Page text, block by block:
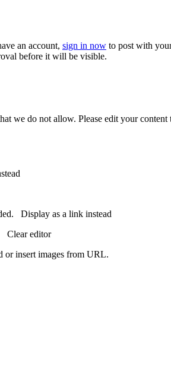
an account, sign in now to post with
before it will be visible.
we do not allow. Please edit your
Display as a link instead
Clear editor
or insert images from URL.